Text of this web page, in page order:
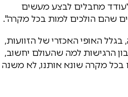
מחבלים לבצע מעשים
שהם הולכים למות בכל מקרה".
האופי האכזרי של הזוועות,
הרגישות למה שהעולם יחשוב,
מקרה שונא אותנו, לא משנה